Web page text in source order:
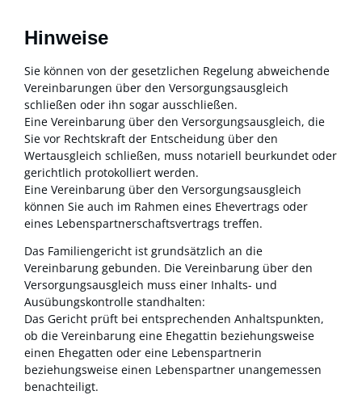
Hinweise
Sie können von der gesetzlichen Regelung abweichende
Vereinbarungen über den Versorgungsausgleich
schließen oder ihn sogar ausschließen.
Eine Vereinbarung über den Versorgungsausgleich, die
Sie vor Rechtskraft der Entscheidung über den
Wertausgleich schließen, muss notariell beurkundet oder
gerichtlich protokolliert werden.
Eine Vereinbarung über den Versorgungsausgleich
können Sie auch im Rahmen eines Ehevertrags oder
eines Lebenspartnerschaftsvertrags treffen.
Das Familiengericht ist grundsätzlich an die
Vereinbarung gebunden. Die Vereinbarung über den
Versorgungsausgleich muss einer Inhalts- und
Ausübungskontrolle standhalten:
Das Gericht prüft bei entsprechenden Anhaltspunkten,
ob die Vereinbarung eine Ehegattin beziehungsweise
einen Ehegatten oder eine Lebenspartnerin
beziehungsweise einen Lebenspartner unangemessen
benachteiligt.